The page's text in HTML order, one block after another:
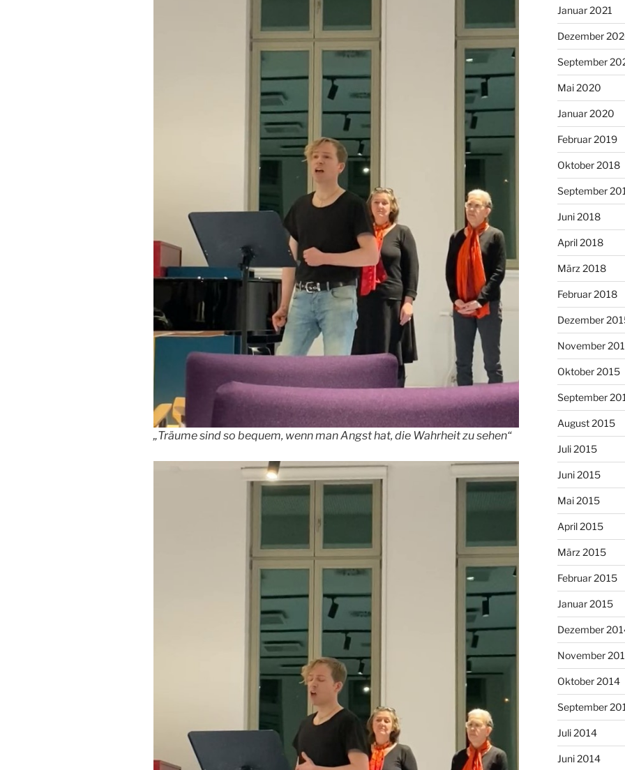
„Träume sind so bequem, wenn man Angst hat, die Wahrheit zu sehen“
Januar 2021
Dezember
September
Mai 2020
Januar 2020
Februar 2019
Oktober 2018
September
Juni 2018
April 2018
März 2018
Februar 2018
Dezember
November
Oktober 2015
September
August 2015
Juli 2015
Juni 2015
Mai 2015
April 2015
März 2015
Februar 2015
Januar 2015
Dezember
November
Oktober 2014
September
Juli 2014
Juni 2014